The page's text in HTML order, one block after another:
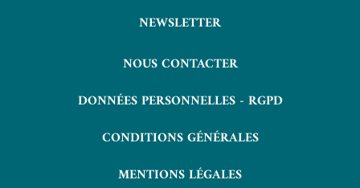
NEWSLETTER
NOUS CONTACTER
DONNÉES PERSONNELLES - RGPD
CONDITIONS GÉNÉRALES
MENTIONS LÉGALES